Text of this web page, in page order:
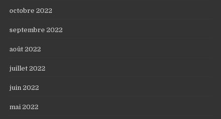
octobre 2022
septembre 2022
août 2022
juillet 2022
juin 2022
mai 2022